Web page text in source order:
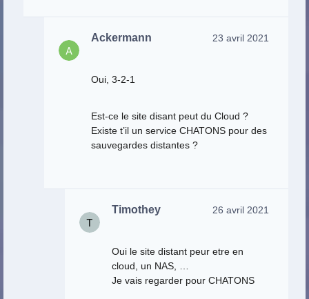
Ackermann 23 avril 2021
Oui, 3-2-1
Est-ce le site disant peut du Cloud ?
Existe t’il un service CHATONS pour des
sauvegardes distantes ?
Timothey 26 avril 2021
Oui le site distant peur etre en
cloud, un NAS, …
Je vais regarder pour CHATONS